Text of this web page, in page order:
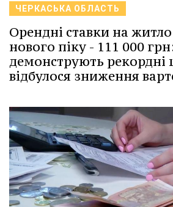
ЧЕРКАСЬКА ОБЛАСТЬ
Орендні ставки на
нового піку - 111 000
демонструють рекордні
відбулося зниження